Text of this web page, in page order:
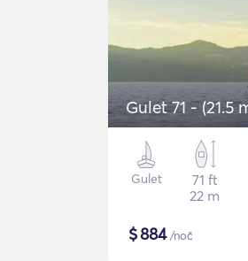
Gulet 71 - (21.5
Gulet
71 ft
22 m
$884/noč